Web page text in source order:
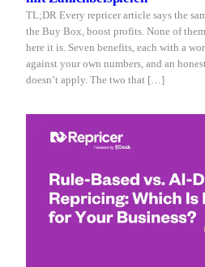
TL;DR Every repricer article says the
the Buy Box, boost profits. None of
here it is. Seven benefits, each with a
against your own numbers, and an
doesn’t apply. The two that […]